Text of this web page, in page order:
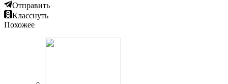
Отправить
Класснуть
Похожее